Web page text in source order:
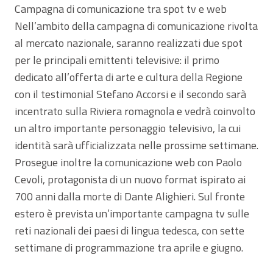
Campagna di comunicazione tra spot tv e web
Nell’ambito della campagna di comunicazione rivolta
al mercato nazionale, saranno realizzati due spot
per le principali emittenti televisive: il primo
dedicato all’offerta di arte e cultura della Regione
con il testimonial Stefano Accorsi e il secondo sarà
incentrato sulla Riviera romagnola e vedrà coinvolto
un altro importante personaggio televisivo, la cui
identità sarà ufficializzata nelle prossime settimane.
Prosegue inoltre la comunicazione web con Paolo
Cevoli, protagonista di un nuovo format ispirato ai
700 anni dalla morte di Dante Alighieri. Sul fronte
estero è prevista un’importante campagna tv sulle
reti nazionali dei paesi di lingua tedesca, con sette
settimane di programmazione tra aprile e giugno.